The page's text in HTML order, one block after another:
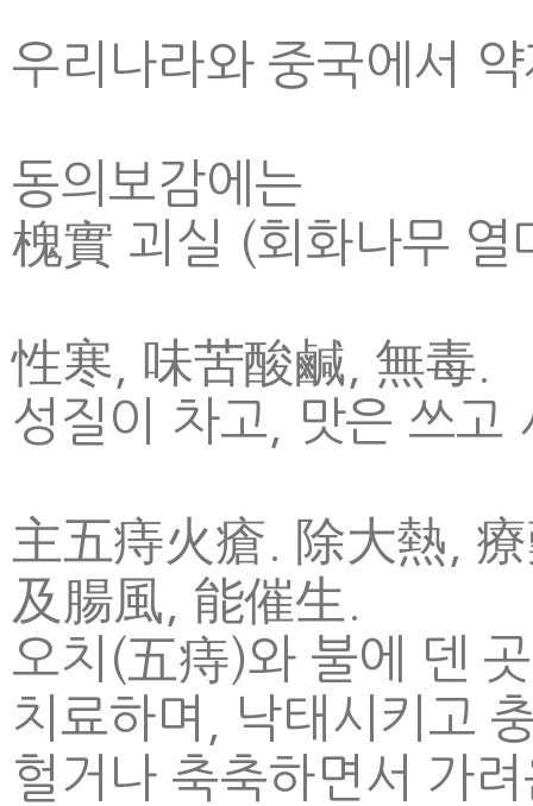
우리나라와 중국에서
동의보감에는
槐實 괴실 (회화나무 열
性寒, 味苦酸鹹, 無毒.
성질이 차고, 맛은 쓰고
主五痔火瘡. 除大熱,
及腸風, 能催生.
오치(五痔)와 불에 덴
치료하며, 낙태시키고
헐거나 축축하면서 가